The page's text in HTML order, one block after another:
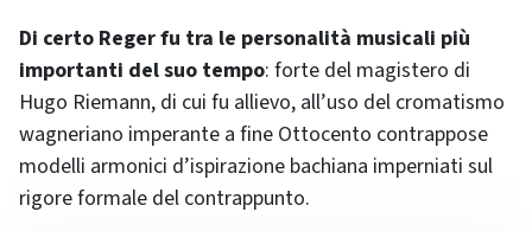
Di certo Reger fu tra le personalità musicali più
importanti del suo tempo: forte del magistero di
Hugo Riemann, di cui fu allievo, all’uso del cromatismo
wagneriano imperante a fine Ottocento contrappose
modelli armonici d’ispirazione bachiana imperniati sul
rigore formale del contrappunto.